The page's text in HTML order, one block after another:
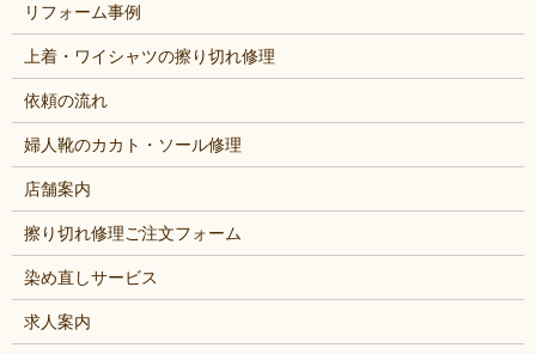
リフォーム事例
上着・ワイシャツの擦り切れ修理
依頼の流れ
婦人靴のカカト・ソール修理
店舗案内
擦り切れ修理ご注文フォーム
染め直しサービス
求人案内